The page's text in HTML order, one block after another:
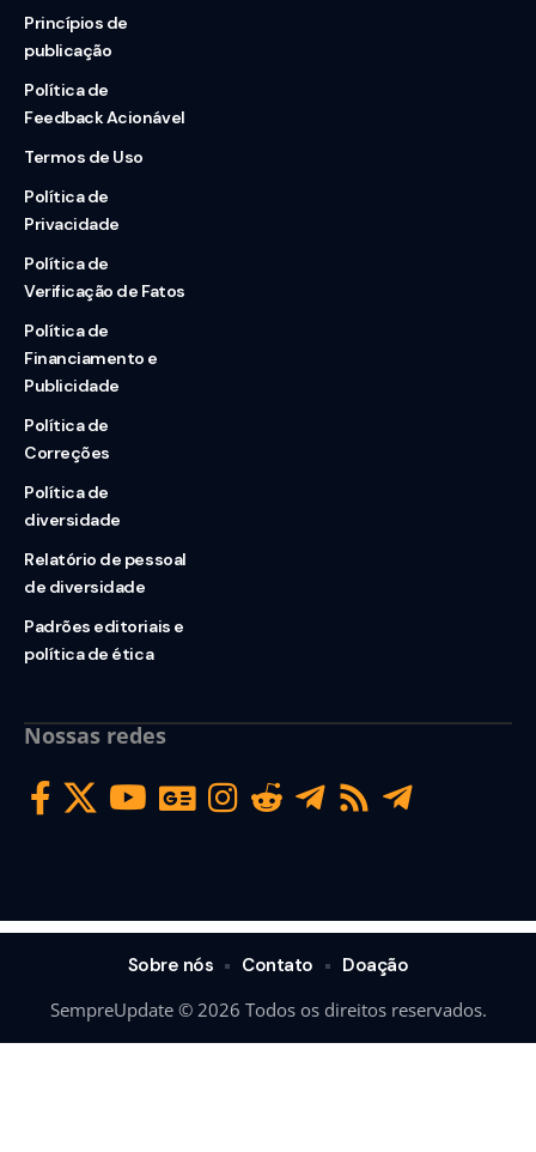
Princípios de
publicação
Política de
Feedback Acionável
Termos de Uso
Política de
Privacidade
Política de
Verificação de Fatos
Política de
Financiamento e
Publicidade
Política de
Correções
Política de
diversidade
Relatório de pessoal
de diversidade
Padrões editoriais e
política de ética
Nossas redes
SempreUpdate © 2026 Todos os direitos reservados.
Sobre nós Contato Doação